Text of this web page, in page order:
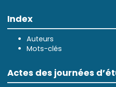
Index
Auteurs
Mots-clés
Actes des journées